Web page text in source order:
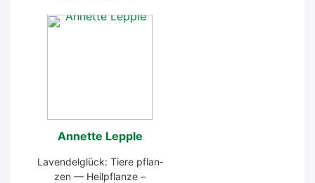
Annet­te Lepp­le
Laven­del­glück: Tie­re pflan­
zen — Heil­pflan­ze –